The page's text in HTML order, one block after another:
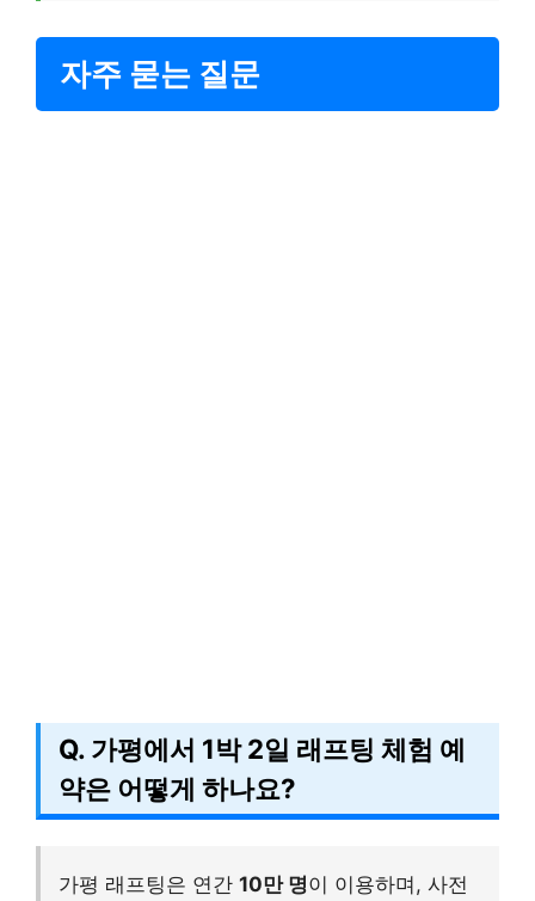
자주 묻는 질문
Q. 가평에서 1박 2일 래프팅 체험 예
약은 어떻게 하나요?
가평 래프팅은 연간 10만 명이 이용하며, 사전